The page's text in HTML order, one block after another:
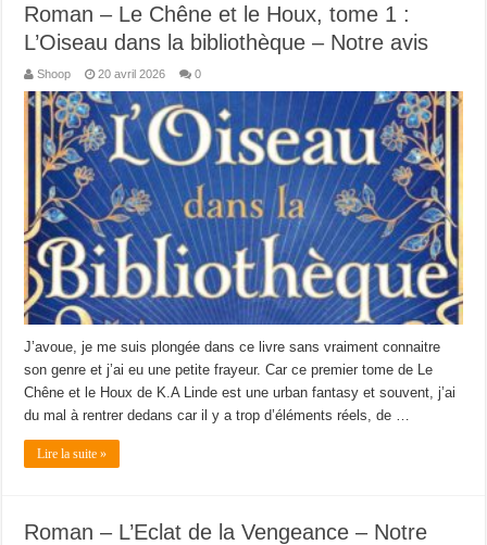
Roman – Le Chêne et le Houx, tome 1 :
L’Oiseau dans la bibliothèque – Notre avis
Shoop 20 avril 2026 0
J’avoue, je me suis plongée dans ce livre sans vraiment connaitre
son genre et j’ai eu une petite frayeur. Car ce premier tome de Le
Chêne et le Houx de K.A Linde est une urban fantasy et souvent, j’ai
du mal à rentrer dedans car il y a trop d’éléments réels, de …
Lire la suite »
Roman – L’Eclat de la Vengeance – Notre